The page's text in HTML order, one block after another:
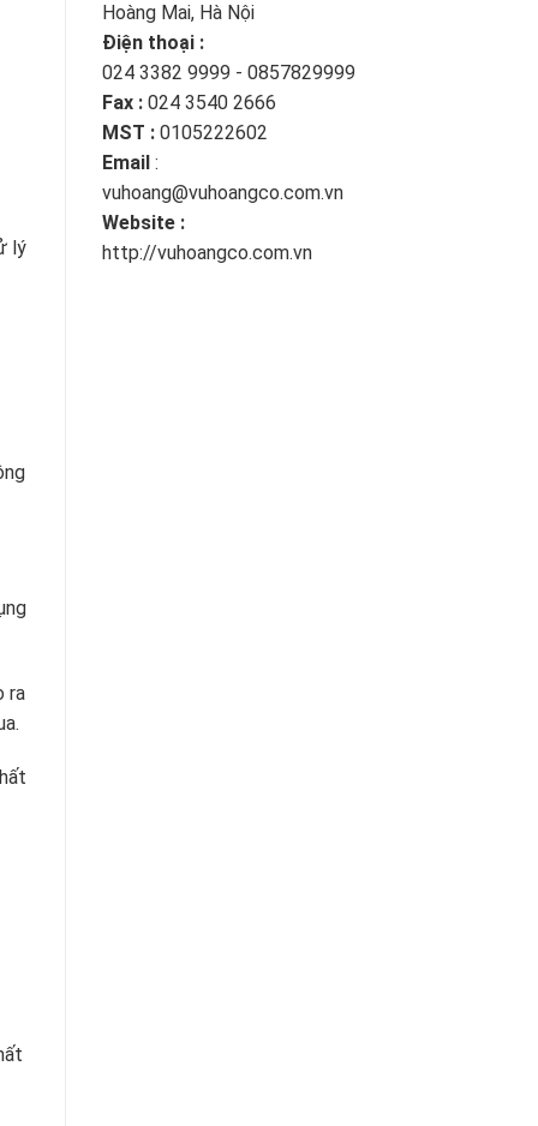
lý
ra
Hoàng Mai, Hà Nội
Điện thoại :
024 3382 9999 - 0857829999
Fax : 024 3540 2666
MST : 0105222602
Email :
vuhoang@vuhoangco.com.vn
Website :
http://vuhoangco.com.vn